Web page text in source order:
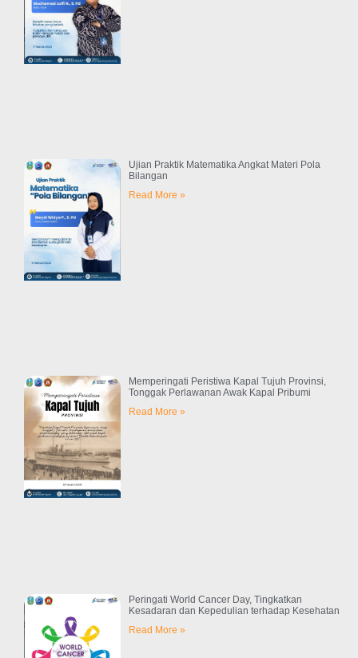
Ujian Praktik Matematika Angkat Materi Pola
Bilangan
Read More »
Memperingati Peristiwa Kapal Tujuh Provinsi,
Tonggak Perlawanan Awak Kapal Pribumi
Read More »
Peringati World Cancer Day, Tingkatkan
Kesadaran dan Kepedulian terhadap Kesehatan
Read More »